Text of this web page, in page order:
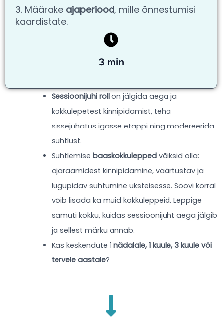
3. Määrake ajaperiood, mille õnnestumisi
kaardistate.
3 min
Sessioonijuhi rollon jälgida aega ja
kokkulepetest kinnipidamist, teha
sissejuhatus igasse etappi ning modereerida
suhtlust.
Suhtlemise baaskokkuleppedvõiksid olla:
ajaraamidest kinnipidamine, väärtustav ja
lugupidav suhtumine üksteisesse. Soovi korral
võib lisada ka muid kokkuleppeid. Leppige
samuti kokku, kuidas sessioonijuht aega jälgib
ja sellest märku annab.
Kas keskendute 1 nädalale, 1 kuule, 3 kuule või
tervele aastale?